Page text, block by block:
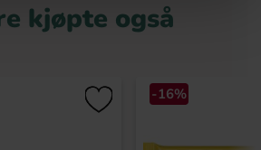
kjøpte også
-16%